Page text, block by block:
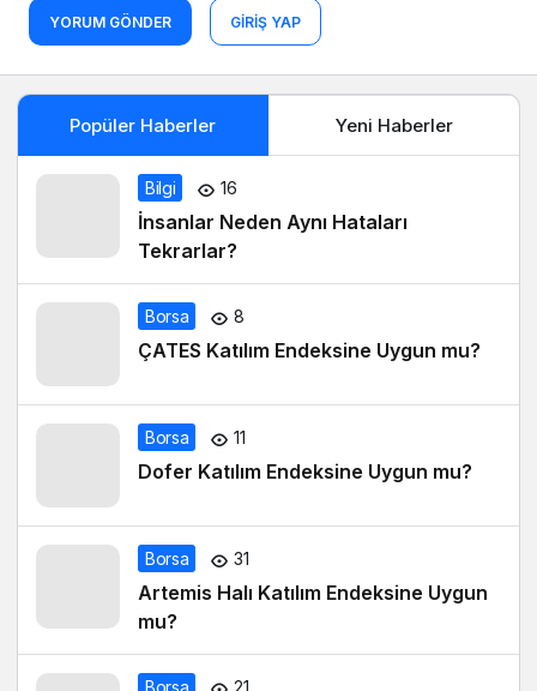
YORUM GÖNDER GIRIŞ YAP
Popüler Haberler Yeni Haberler
Bilgi 16
İnsanlar Neden Aynı Hataları
Tekrarlar?
Borsa 8
ÇATES Katılım Endeksine Uygun mu?
Borsa 11
Dofer Katılım Endeksine Uygun mu?
Borsa 31
Artemis Halı Katılım Endeksine Uygun
mu?